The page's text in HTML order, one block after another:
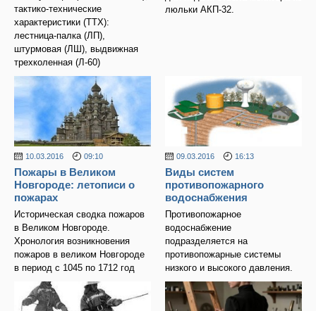
тактико-технические
характеристики (ТТХ):
лестница-палка (ЛП),
штурмовая (ЛШ), выдвижная
трехколенная (Л-60)
люльки АКП-32.
10.03.2016 09:10
Пожары в Великом
Новгороде: летописи о
пожарах
Историческая сводка пожаров
в Великом Новгороде.
Хронология возникновения
пожаров в великом Новгороде
в период с 1045 по 1712 год
09.03.2016 16:13
Виды систем
противопожарного
водоснабжения
Противопожарное
водоснабжение
подразделяется на
противопожарные системы
низкого и высокого давления.